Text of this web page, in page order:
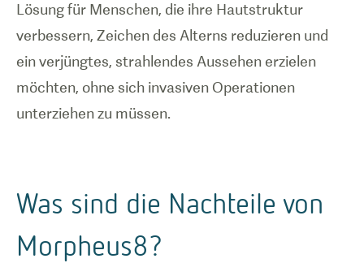
Lösung für Menschen, die ihre Hautstruktur
verbessern, Zeichen des Alterns reduzieren und
ein verjüngtes, strahlendes Aussehen erzielen
möchten, ohne sich invasiven Operationen
unterziehen zu müssen.
Was sind die Nachteile von
Morpheus8?